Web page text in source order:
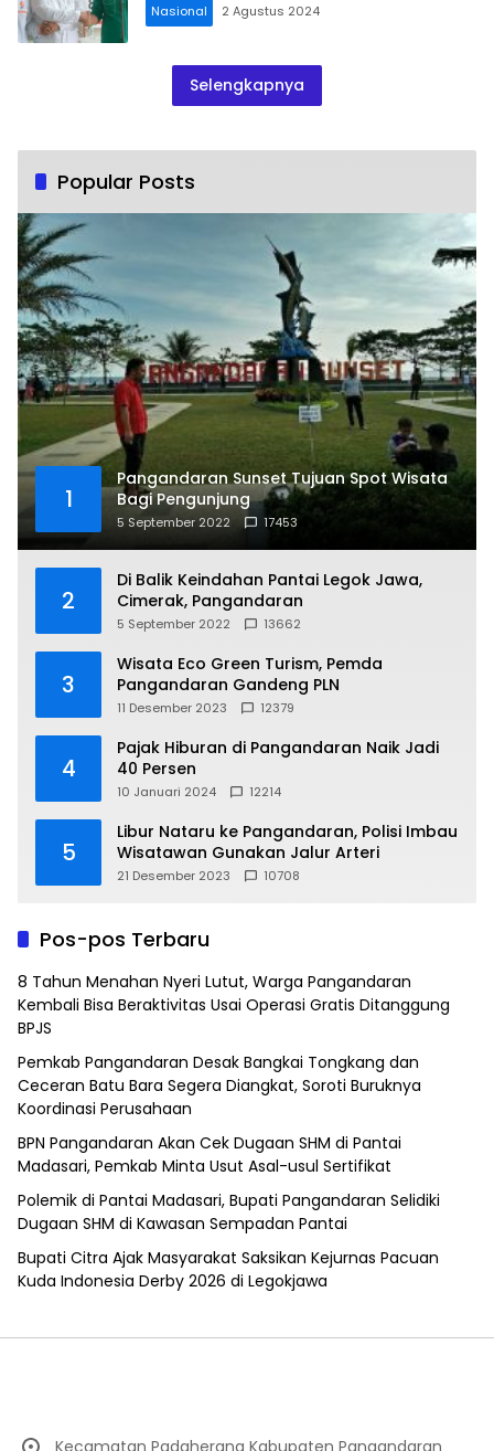
Nasional 2 Agustus 2024
Selengkapnya
Popular Posts
1
Pangandaran Sunset Tujuan Spot Wisata
Bagi Pengunjung
5 September 2022 17453
2
Di Balik Keindahan Pantai Legok Jawa,
Cimerak, Pangandaran
5 September 2022 13662
3
Wisata Eco Green Turism, Pemda
Pangandaran Gandeng PLN
11 Desember 2023 12379
4
Pajak Hiburan di Pangandaran Naik Jadi
40 Persen
10 Januari 2024 12214
5
Libur Nataru ke Pangandaran, Polisi Imbau
Wisatawan Gunakan Jalur Arteri
21 Desember 2023 10708
Pos-pos Terbaru
8 Tahun Menahan Nyeri Lutut, Warga Pangandaran
Kembali Bisa Beraktivitas Usai Operasi Gratis Ditanggung
BPJS
Pemkab Pangandaran Desak Bangkai Tongkang dan
Ceceran Batu Bara Segera Diangkat, Soroti Buruknya
Koordinasi Perusahaan
BPN Pangandaran Akan Cek Dugaan SHM di Pantai
Madasari, Pemkab Minta Usut Asal-usul Sertifikat
Polemik di Pantai Madasari, Bupati Pangandaran Selidiki
Dugaan SHM di Kawasan Sempadan Pantai
Bupati Citra Ajak Masyarakat Saksikan Kejurnas Pacuan
Kuda Indonesia Derby 2026 di Legokjawa
Kecamatan Padaherang Kabupaten Pangandaran